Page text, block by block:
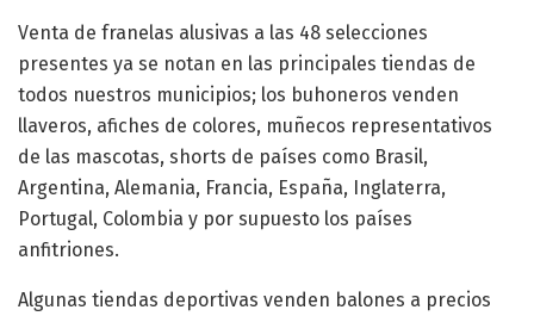
Venta de franelas alusivas a las 48 selecciones
presentes ya se notan en las principales tiendas de
todos nuestros municipios; los buhoneros venden
llaveros, afiches de colores, muñecos representativos
de las mascotas, shorts de países como Brasil,
Argentina, Alemania, Francia, España, Inglaterra,
Portugal, Colombia y por supuesto los países
anfitriones.
Algunas tiendas deportivas venden balones a precios